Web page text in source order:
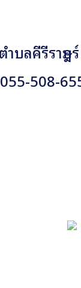
บลคีรีราษ
508-